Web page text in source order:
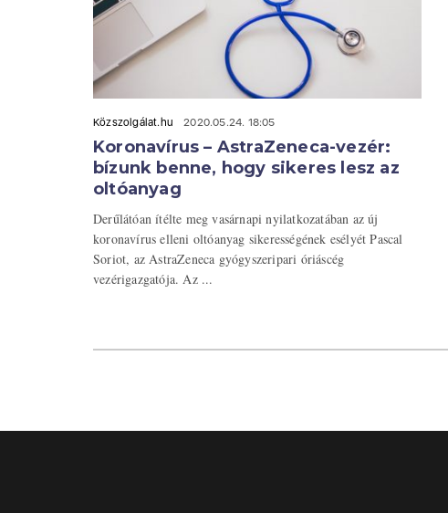
Közszolgálat.hu 2020.05.24. 18:05
Koronavírus – AstraZeneca-vezér:
bízunk benne, hogy sikeres lesz az
oltóanyag
Derűlátóan ítélte meg vasárnapi nyilatkozatában az új
koronavírus elleni oltóanyag sikerességének esélyét Pascal
Soriot, az AstraZeneca gyógyszeripari óriáscég
vezérigazgatója. Az ...